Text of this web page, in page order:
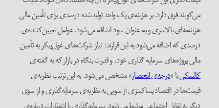
می‌گویند فرق دارد. بر هزینه‌ی یک واحد تولیدشده درصدی برای تأمین مالی
هزینه‌های بالاسری و به عنوان سود اضافه می‌شود. عوامل تعیین‌کننده‌ی
درصدی که اضافه می‌شود به این قرارند: نیاز شرکت‌های غول‌پیکر به تأمین
مالی پروژه‌های سرمایه گذاری خود، و قدرت بنگاه در بازار که به گفته‌ی
کالسکیبا «درجه‌ی انحصار» مشخص می‌شود. به این ترتیب نظریه‌ی
قیمت‌ها در اقتصاد پساکینزی از سویی به نظریه‌ی سرمایه‌گذاری و از سوی